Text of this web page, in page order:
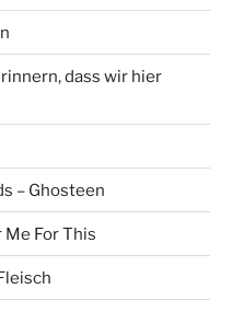
dass wir hier
– Ghosteen
Me For This